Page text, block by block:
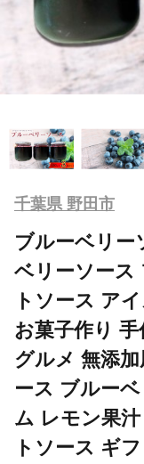
千葉県 野田市
ブルーベリー
ベリーソース
トソース ア
お菓子作り
グルメ 無添
ース ブルー
ム レモン果
トソース ギ